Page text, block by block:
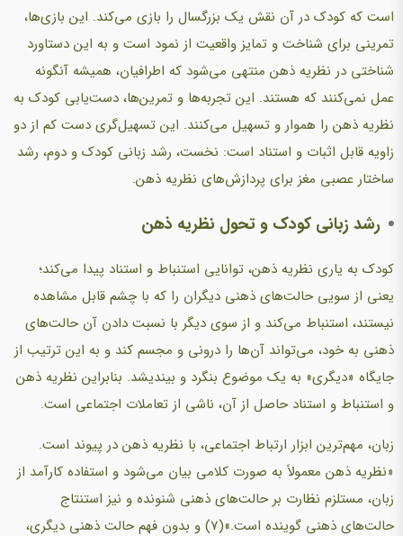
است که کودک در آن نقش یک بزرگسال را بازی می‌کند. این بازی‌ها،
تمرینی برای شناخت و تمایز واقعیت از نمود است و به این دستاورد
شناختی در نظریه ذهن منتهی می‌شود که اطرافیان، همیشه آنگونه
عمل نمی‌کنند که هستند. این تجربه‌ها و تمرین‌ها، دست‌یابی کودک به
نظریه ذهن را هموار و تسهیل می‌کنند. این تسهیل‌گری دست کم از دو
زاویه قابل اثبات و استناد است: نخست، رشد زبانی کودک و دوم، رشد
ساختار عصبی مغز برای پردازش‌های نظریه ذهن.
رشد زبانی کودک و تحول نظریه ذهن
کودک به یاری نظریه ذهن، توانایی استنباط و استناد پیدا می‌کند؛
یعنی از سویی حالت‌های ذهنی دیگران را که با چشم قابل مشاهده
نیستند، استنباط می‌کند و از سوی دیگر با نسبت دادن آن حالت‌های
ذهنی به خود، می‌تواند آن‌ها را درونی و مجسم کند و به این ترتیب از
جایگاه «دیگری» به یک موضوع بنگرد و بیندیشد. بنابراین نظریه ذهن
و استنباط و استناد حاصل از آن، ناشی از تعاملات اجتماعی است.
زبان، مهم‌ترین ابزار ارتباط اجتماعی، با نظریه ذهن در پیوند است.
«نظریه ذهن معمولاً به صورت کلامی بیان می‌شود و استفاده کارآمد از
زبان، مستلزم نظارت بر حالت‌های ذهنی شنونده و نیز استنتاج
حالت‌های ذهنی گوینده است.»(7) و بدون فهم حالت ذهنی دیگری،